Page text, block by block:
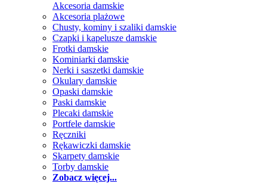
Akcesoria damskie
Akcesoria plażowe
Chusty, kominy i szaliki damskie
Czapki i kapelusze damskie
Frotki damskie
Kominiarki damskie
Nerki i saszetki damskie
Okulary damskie
Opaski damskie
Paski damskie
Plecaki damskie
Portfele damskie
Ręczniki
Rękawiczki damskie
Skarpety damskie
Torby damskie
Zobacz więcej...